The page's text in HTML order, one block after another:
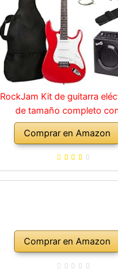
RockJam Kit de guitarra
de tamaño completo
amplificador de 10 vatios,
correa, bolsa de
púas, golpe, plomo y
Comprar en Amazon
Comprar en Amazon